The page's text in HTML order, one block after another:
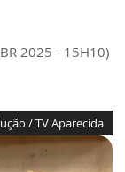
2025 - 15H10)
/ TV Aparecida